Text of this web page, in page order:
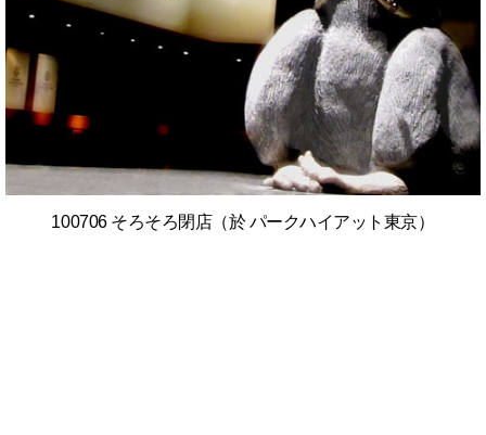
100706 そろそろ閉店（於 パークハイアット東京）